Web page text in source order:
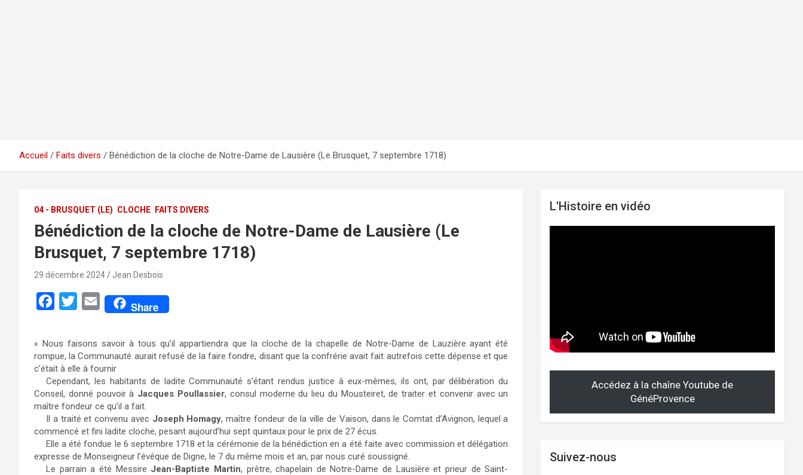
Accueil Faits divers Bénédiction de la cloche de Notre-Dame de Lausière (Le Brusquet, 7 septembre 1718)
04 - BRUSQUET (LE) CLOCHE FAITS DIVERS
Bénédiction de la cloche de Notre-Dame de Lausière (Le
Brusquet, 7 septembre 1718)
29 décembre 2024 Jean Desbois
e
b
o
o
t
t
e
r
E
i
l
Share
« Nous faisons savoir à tous qu’il appartiendra que la cloche de la chapelle de Notre-Dame de Lauzière ayant été
rompue, la Communauté aurait refusé de la faire fondre, disant que la confrérie avait fait autrefois cette dépense et que
c’était à elle à fournir
Cependant, les habitants de ladite Communauté s’étant rendus justice à eux-mêmes, ils ont, par délibération du
Conseil, donné pouvoir à Jacques Poullassier, consul moderne du lieu du Mousteiret, de traiter et convenir avec un
maître fondeur ce qu’il a fait.
Il a traité et convenu avec Joseph Homagy, maître fondeur de la ville de Vaison, dans le Comtat d’Avignon, lequel a
commencé et fini ladite cloche, pesant aujourd’hui sept quintaux pour le prix de 27 écus.
Elle a été fondue le 6 septembre 1718 et la cérémonie de la bénédiction en a été faite avec commission et délégation
expresse de Monseigneur l’évêque de Digne, le 7 du même mois et an, par nous curé soussigné.
Le parrain a été Messire Jean-Baptiste Martin, prêtre, chapelain de Notre-Dame de Lausière et prieur de Saint-
L'Histoire en vidéo
Accédez à la chaîne Youtube de
GénéProvence
Suivez-nous